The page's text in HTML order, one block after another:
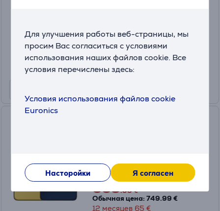
Для улучшения работы веб-страницы, мы
просим Вас согласиться с условиями
использования наших файлов cookie. Все
условия перечислены здесь:
Условия использования файлов cookie
Euronics
Насторойки Я согласен
Цена для друга:
509.99 €
Обычная цена: 569.99 €
12 месяцев 49 €
Цена для друга:
669.99 €
Обычная цена: 749.99 €
12 месяцев 65 €